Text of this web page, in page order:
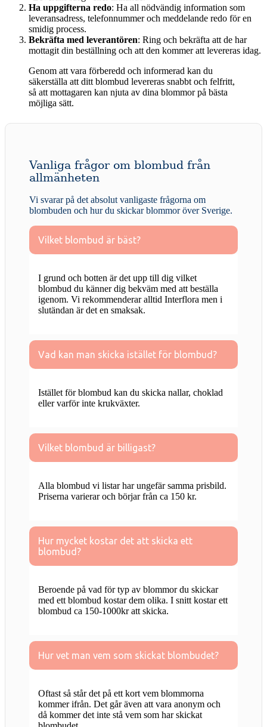
Ha uppgifterna redo: Ha all nödvändig information som
leveransadress, telefonnummer och meddelande redo för en
smidig process.
Bekräfta med leverantören: Ring och bekräfta att de har
mottagit din beställning och att den kommer att levereras idag.
Genom att vara förberedd och informerad kan du
säkerställa att ditt blombud levereras snabbt och felfritt,
så att mottagaren kan njuta av dina blommor på bästa
möjliga sätt.
Vanliga frågor om blombud från
allmänheten
Vi svarar på det absolut vanligaste frågorna om
blombuden och hur du skickar blommor över Sverige.
Vilket blombud är bäst?
I grund och botten är det upp till dig vilket
blombud du känner dig bekväm med att beställa
igenom. Vi rekommenderar alltid Interflora men i
slutändan är det en smaksak.
Vad kan man skicka istället för blombud?
Istället för blombud kan du skicka nallar, choklad
eller varför inte krukväxter.
Vilket blombud är billigast?
Alla blombud vi listar har ungefär samma prisbild.
Priserna varierar och börjar från ca 150 kr.
Hur mycket kostar det att skicka ett
blombud?
Beroende på vad för typ av blommor du skickar
med ett blombud kostar dem olika. I snitt kostar ett
blombud ca 150-1000kr att skicka.
Hur vet man vem som skickat blombudet?
Oftast så står det på ett kort vem blommorna
kommer ifrån. Det går även att vara anonym och
då kommer det inte stå vem som har skickat